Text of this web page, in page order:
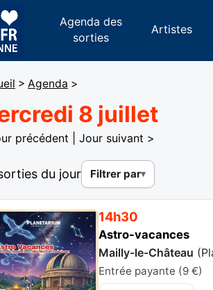
Agenda des
sorties
Artistes
> Agenda >
8 juillet
précédent Jour suivant >
du jour Filtrer par
14h30
Astro-vacances
Mailly-le-Château (
Entrée payante (9 €)